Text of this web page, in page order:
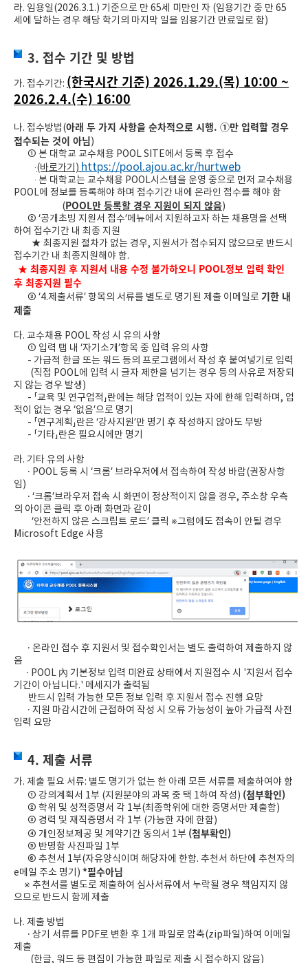
라. 임용일(2026.3.1.) 기준으로 만 65세 미만인 자 (임용기간 중 만 65
세에 달하는 경우 해당 학기의 마지막 일을 임용기간 만료일로 함)
3. 접수 기간 및 방법
가. 접수기간: (한국시간 기준) 2026.1.29.(목) 10:00 ~
2026.2.4.(수) 16:00
나. 접수방법(아래 두 가지 사항을 순차적으로 시행. ①만 입력할 경우
접수되는 것이 아님)
① 본 대학교 교수채용 POOL SITE에서 등록 후 접수
‧(바로가기) https://pool.ajou.ac.kr/hurtweb
‧ 본 대학교는 교수채용 POOL시스템을 운영 중으로 먼저 교수채용
POOL에 정보를 등록해야 하며 접수기간 내에 온라인 접수를 해야 함
(POOL만 등록할 경우 지원이 되지 않음)
② ‘공개초빙 지원서 접수’메뉴에서 지원하고자 하는 채용명을 선택
하여 접수기간 내 최종 지원
★ 최종지원 절차가 없는 경우, 지원서가 접수되지 않으므로 반드시
접수기간 내 최종지원해야 함.
★ 최종지원 후 지원서 내용 수정 불가하오니 POOL정보 입력 확인
후 최종지원 필수
③ ‘4.제출서류’ 항목의 서류를 별도로 명기된 제출 이메일로기한 내
제출
다. 교수채용 POOL 작성 시 유의 사항
① 입력 탭 내 ‘자기소개’항목 중 입력 유의 사항
- 가급적 한글 또는 워드 등의 프로그램에서 작성 후 붙여넣기로 입력
(직접 POOL에 입력 시 글자 제한을 넘기는 경우 등의 사유로 저장되
지 않는 경우 발생)
- 「교육 및 연구업적」란에는 해당 업적이 있는 자에 한해 입력하며, 업
적이 없는 경우 ‘없음’으로 명기
- 「연구계획」란은 ‘강사지원’만 명기 후 작성하지 않아도 무방
- 「기타」란은 필요시에만 명기
라. 기타 유의 사항
· POOL 등록 시 ‘크롬’ 브라우저 에서 접속하여 작성 바람(권장사항
임)
· ‘크롬’브라우저 접속 시 화면이 정상적이지 않을 경우, 주소창 우측
의 아이콘 클릭 후 아래 화면과 같이
‘안전하지 않은 스크립트 로드’ 클릭 ※그럼에도 접속이 안될 경우
Microsoft Edge 사용
· 온라인 접수 후 지원서 및 접수확인서는 별도 출력하여 제출하지 않
음
· POOL 內 기본정보 입력 미완료 상태에서 지원접수 시 '지원서 접수
기간이 아닙니다.' 메세지가 출력됨
반드시 입력 가능한 모든 정보 입력 후 지원서 접수 진행 요망
· 지원 마감시간에 근접하여 작성 시 오류 가능성이 높아 가급적 사전
입력 요망
4. 제출 서류
가. 제출 필요 서류: 별도 명기가 없는 한 아래 모든 서류를 제출하여야 함
① 강의계획서 1부 (지원분야의 과목 중 택 1하여 작성) (첨부확인)
② 학위 및 성적증명서 각 1부(최종학위에 대한 증명서만 제출함)
③ 경력 및 재직증명서 각 1부 (가능한 자에 한함)
④ 개인정보제공 및 계약기간 동의서 1부 (첨부확인)
⑤ 반명함 사진파일 1부
⑥ 추천서 1부(자유양식이며 해당자에 한함. 추천서 하단에 추천자의
e메일 주소 명기) *필수아님
※ 추천서를 별도로 제출하여 심사서류에서 누락될 경우 책임지지 않
으므로 반드시 함께 제출
나. 제출 방법
· 상기 서류를 PDF로 변환 후 1개 파일로 압축(zip파일)하여 이메일
제출
(한글, 워드 등 편집이 가능한 파일로 제출 시 접수하지 않음)